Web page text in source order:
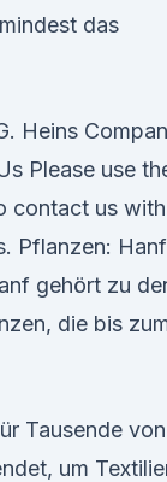
das
Heins
Please use
contact us with
Pflanzen:
gehört zu
die bis
Tausende von
um